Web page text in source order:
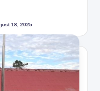
18, 2025